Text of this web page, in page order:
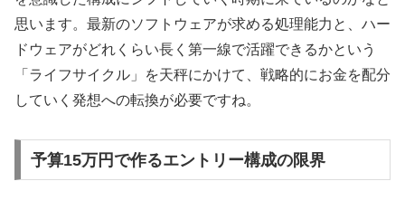
思います。最新のソフトウェアが求める処理能力と、ハー
ドウェアがどれくらい長く第一線で活躍できるかという
「ライフサイクル」を天秤にかけて、戦略的にお金を配分
していく発想への転換が必要ですね。
予算15万円で作るエントリー構成の限界